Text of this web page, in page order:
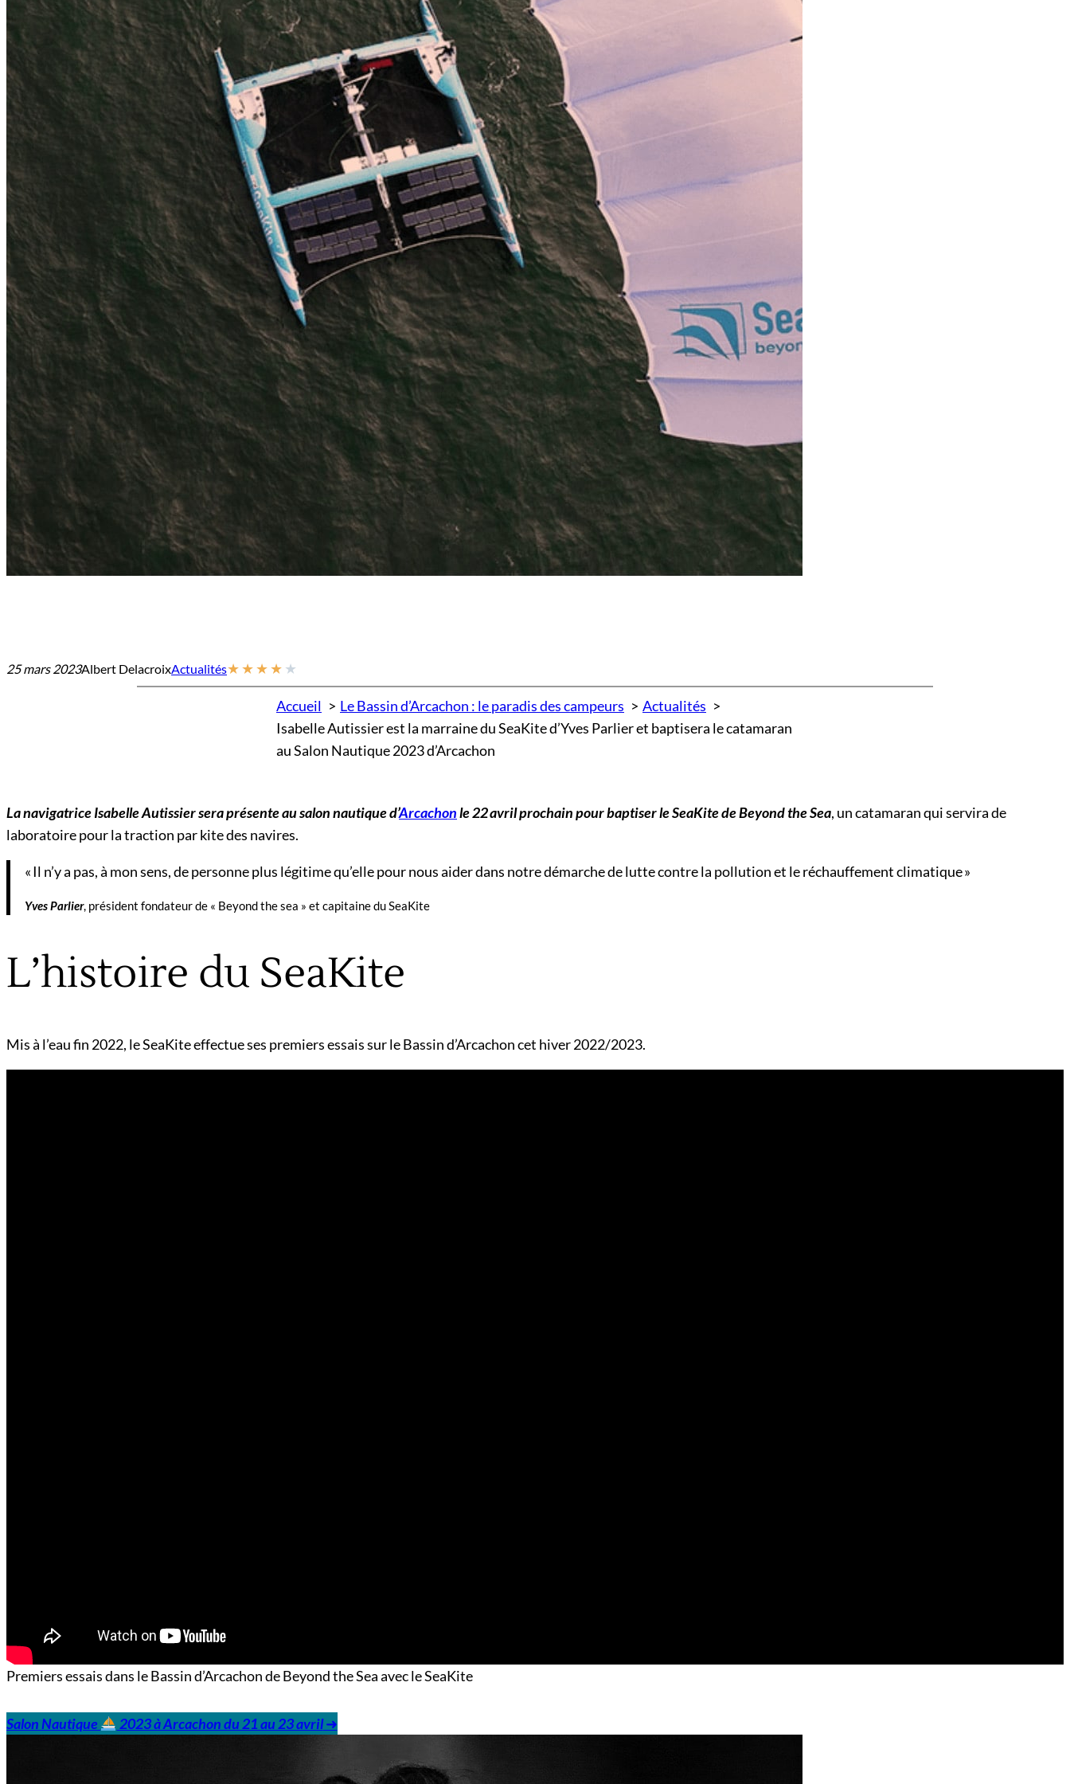
25 mars 2023Albert DelacroixActualités★★★★ ★
Accueil Le Bassin d’Arcachon : le paradis des campeurs
Actualités
Isabelle Autissier est la marraine du SeaKite d’Yves Parlier et baptisera le catamaran
au Salon Nautique 2023 d’Arcachon
La navigatrice Isabelle Autissier sera présente au salon nautique d’Arcachonle 22 avril prochain pour baptiser le SeaKite de Beyond the Sea, un catamaran qui servira de
laboratoire pour la traction par kite des navires.
« Il n’y a pas, à mon sens, de personne plus légitime qu’elle pour nous aider dans notre démarche de lutte contre la pollution et le réchauffement climatique »
Yves Parlier, président fondateur de « Beyond the sea » et capitaine du SeaKite
L’histoire du SeaKite
Mis à l’eau fin 2022, le SeaKite effectue ses premiers essais sur le Bassin d’Arcachon cet hiver 2022/2023.
Premiers essais dans le Bassin d’Arcachon de Beyond the Sea avec le SeaKite
Salon Nautique 2023 à Arcachon du 21 au 23 avril➜